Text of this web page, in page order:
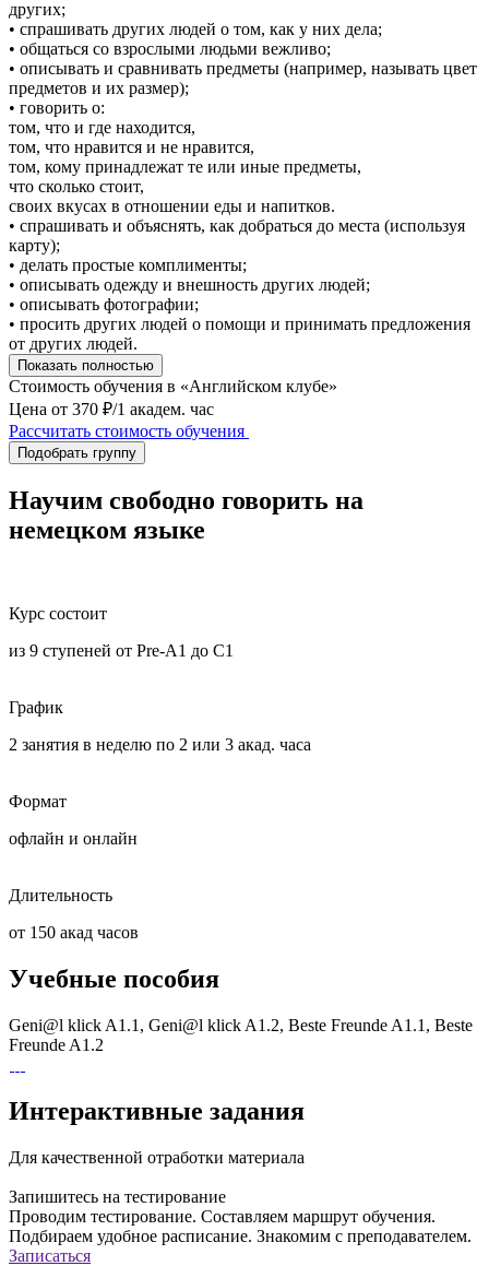
других;
• спрашивать других людей о том, как у них дела;
• общаться со взрослыми людьми вежливо;
• описывать и сравнивать предметы (например, называть цвет
предметов и их размер);
• говорить о:
том, что и где находится,
том, что нравится и не нравится,
том, кому принадлежат те или иные предметы,
что сколько стоит,
своих вкусах в отношении еды и напитков.
• спрашивать и объяснять, как добраться до места (используя
карту);
• делать простые комплименты;
• описывать одежду и внешность других людей;
• описывать фотографии;
• просить других людей о помощи и принимать предложения
от других людей.
Показать полностью
Стоимость обучения в «Английском клубе»
Цена от 370 ₽/1 академ. час
Рассчитать стоимость обучения
Подобрать группу
Научим свободно говорить на
немецком языке
Курс состоит
из 9 ступеней от Pre-A1 до C1
График
2 занятия в неделю по 2 или 3 акад. часа
Формат
офлайн и онлайн
Длительность
от 150 акад часов
Учебные пособия
Geni@l klick A1.1, Geni@l klick A1.2, Beste Freunde A1.1, Beste
Freunde A1.2
Интерактивные задания
Для качественной отработки материала
Запишитесь на тестирование
Проводим тестирование. Составляем маршрут обучения.
Подбираем удобное расписание. Знакомим с преподавателем.
Записаться